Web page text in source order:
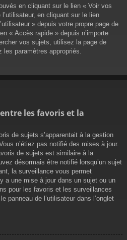
en cliquant sur le lien « Voir vos
en cliquant sur le lien
» depuis votre propre page de
« Accès rapide » depuis n’importe
vos sujets, utilisez la page de
paramètres appropriés.
les favoris et la
de sujets s’apparentait à la gestion
n’étiez pas notifié des mises à jour.
de sujets est similaire à la
désormais être notifié lorsqu’un sujet
la surveillance vous permet
a une mise à jour dans un sujet ou un
pour les favoris et les surveillances
panneau de l’utilisateur dans l’onglet